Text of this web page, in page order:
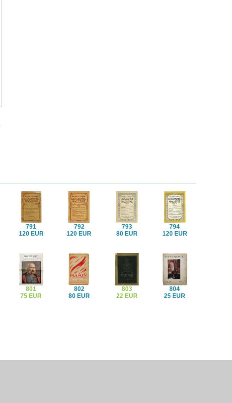
791
120 EUR
792
120 EUR
793
80 EUR
794
120 EUR
801
75 EUR
802
80 EUR
803
22 EUR
804
25 EUR